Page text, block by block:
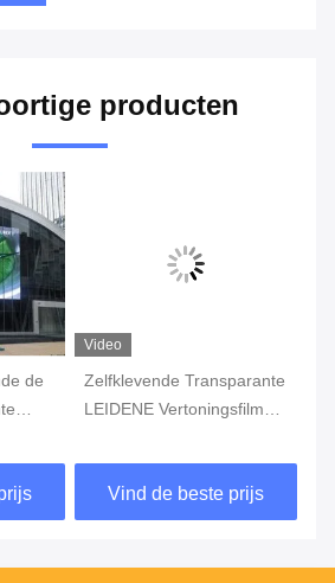
producten
de
Video
Zelfklevende Transparante
LEIDENE Vertoningsfilm
Vind de beste prijs